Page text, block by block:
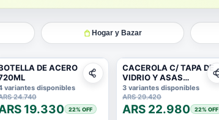
Hogar y Bazar
DE ACERO
variantes disponibles
24.740
19.330 22% OFF
CACEROLA C/ TAPA DE
VIDRIO Y ASAS
ANTIDESLIZANTE 16X
7CM 1,8MM
3 variantes disponibles
ARS 29.420
ARS 22.980 22% OFF